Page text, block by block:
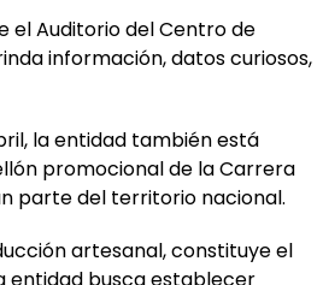
el Auditorio del Centro de
información, datos curiosos,
la entidad también está
promocional de la Carrera
parte del territorio nacional.
artesanal, constituye el